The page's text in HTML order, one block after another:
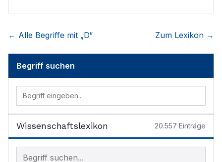
← Alle Begriffe mit „D“ Zum Lexikon →
Begriff suchen
Wissenschaftslexikon 20.557 Einträge
Begriff im Lexikon suchen